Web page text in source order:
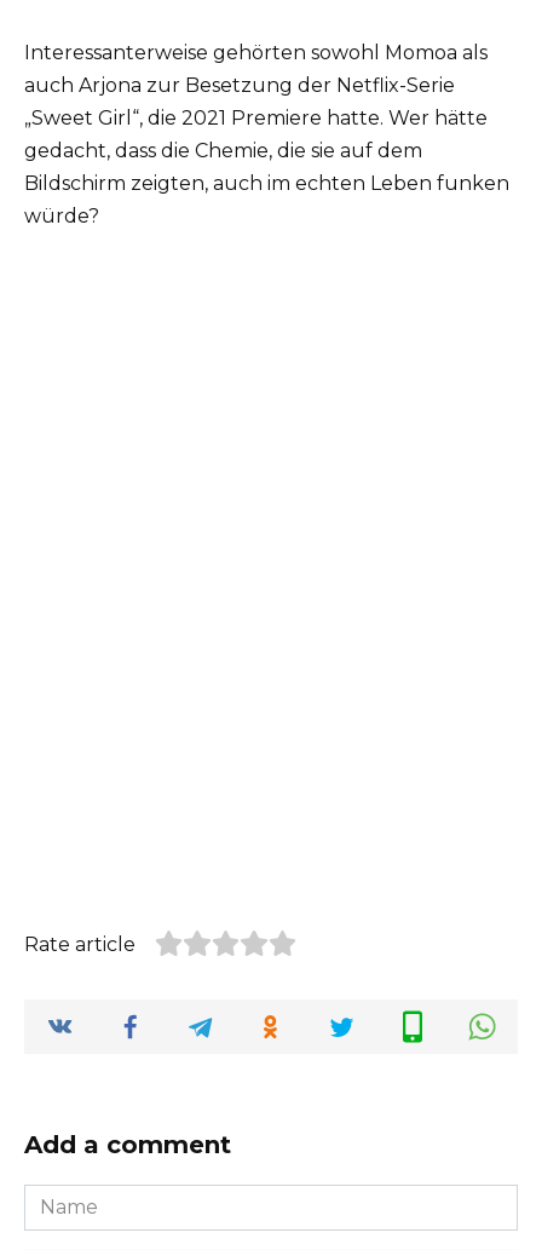
Interessanterweise gehörten sowohl Momoa als
auch Arjona zur Besetzung der Netflix-Serie
„Sweet Girl“, die 2021 Premiere hatte. Wer hätte
gedacht, dass die Chemie, die sie auf dem
Bildschirm zeigten, auch im echten Leben funken
würde?
Rate article
Add a comment
Name
*